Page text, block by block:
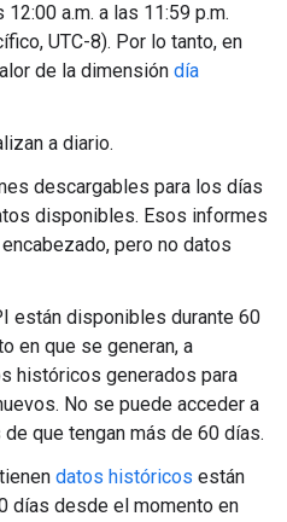
a.m. a las 11:59 p.m.
UTC-8). Por lo tanto, en
de la dimensión día
a diario.
descargables para los días
disponibles. Esos informes
pero no datos
están disponibles durante 60
en que se generan, a
históricos generados para
No se puede acceder a
que tengan más de 60 días.
datos históricos están
días desde el momento en